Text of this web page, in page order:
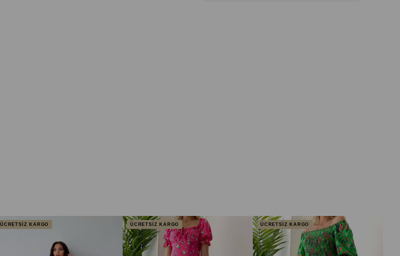
ÜCRETSİZ KARGO ÜCRETSİZ KARGO ÜCRETSİZ KARGO